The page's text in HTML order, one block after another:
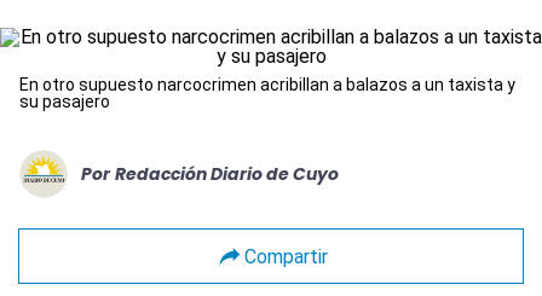
En otro supuesto narcocrimen acribillan a balazos a un taxista y
su pasajero
Por Redacción Diario de Cuyo
Compartir